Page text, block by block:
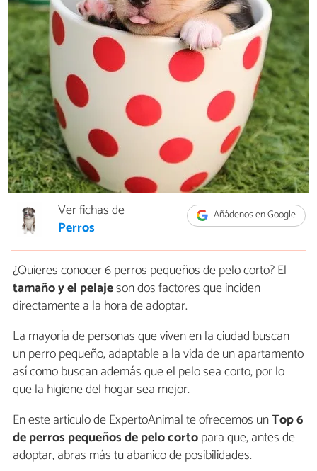
Añádenos en Google
Ver fichas de
Perros
¿Quieres conocer 6 perros pequeños de pelo corto? El
tamaño y el pelajeson dos factores que inciden
directamente a la hora de adoptar.
La mayoría de personas que viven en la ciudad buscan
un perro pequeño, adaptable a la vida de un apartamento
así como buscan además que el pelo sea corto, por lo
que la higiene del hogar sea mejor.
En este artículo de ExpertoAnimal te ofrecemos unTop 6
de perros pequeños de pelo cortopara que, antes de
adoptar, abras más tu abanico de posibilidades.